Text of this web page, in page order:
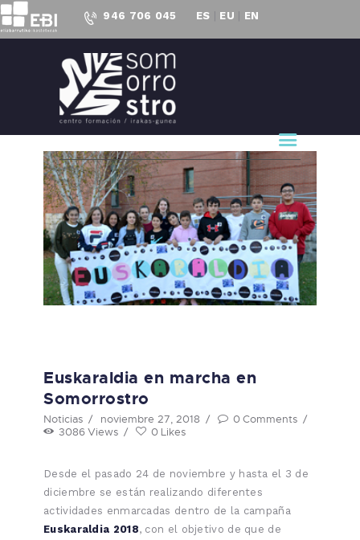
946 706 045 ES EU EN
CENTRO FORMACIÓN
SOMORROSTRO
CF Somorrostro
NUESTRO CENTRO
FORMACIÓN
ACTUALIDAD
PROYECTOS
ACCESO AL
EMPLEO
Euskaraldia en marcha en
Somorrostro
Noticias noviembre 27, 2018 0 Comments
3086 Views 0 Likes
Desde el pasado 24 de noviembre y hasta el 3 de
diciembre se están realizando diferentes
actividades enmarcadas dentro de la campaña
Euskaraldia 2018, con el objetivo de que de